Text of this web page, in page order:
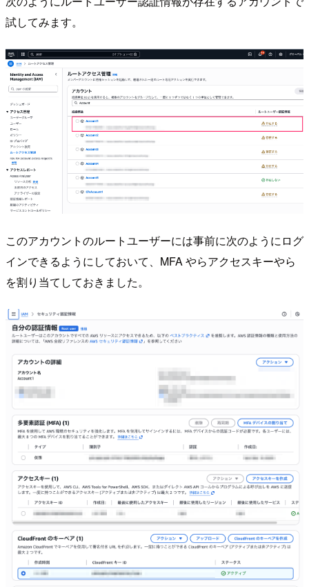
試してみます。
このアカウントのルートユーザーには事前に次のようにログ
インできるようにしておいて、MFA やらアクセスキーやら
を割り当てしておきました。